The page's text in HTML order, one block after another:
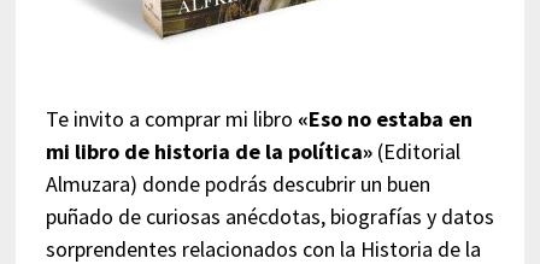
Te invito a comprar mi libro «Eso no estaba en
mi libro de historia de la política»(Editorial
Almuzara) donde podrás descubrir un buen
puñado de curiosas anécdotas, biografías y datos
sorprendentes relacionados con la Historia de la